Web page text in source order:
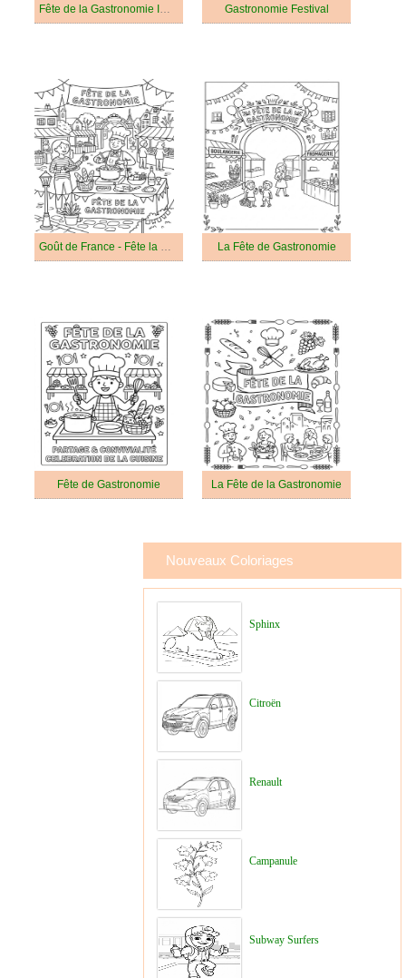
Fête de la Gastronomie Imprimable Gratuit Pour les Enfants Gastronomie Festival
Goût de France - Fête la Gastronomie La Fête de Gastronomie
Fête de Gastronomie La Fête de la Gastronomie
Nouveaux Coloriages
Sphinx
Citroën
Renault
Campanule
Subway Surfers